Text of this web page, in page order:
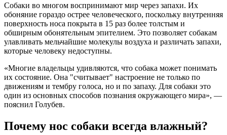
Собаки во многом воспринимают мир через запахи. Их
обоняние гораздо острее человеческого, поскольку внутренняя
поверхность носа покрыта в 15 раз более толстым и
обширным обонятельным эпителием. Это позволяет собакам
улавливать мельчайшие молекулы воздуха и различать запахи,
которые человеку недоступны.
«Многие владельцы удивляются, что собака может понимать
их состояние. Она "считывает" настроение не только по
движениям и тембру голоса, но и по запаху. Для собаки это
один из основных способов познания окружающего мира», —
пояснил Голубев.
Почему нос собаки всегда влажный?